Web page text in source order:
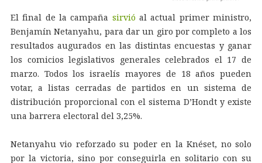
El final de la campaña sirvió al actual primer ministro,
Benjamín Netanyahu, para dar un giro por completo a los
resultados augurados en las distintas encuestas y ganar
los comicios legislativos generales celebrados el 17 de
marzo. Todos los israelís mayores de 18 años pueden
votar, a listas cerradas de partidos en un sistema de
distribución proporcional con el sistema D’Hondt y existe
una barrera electoral del 3,25%.
Netanyahu vio reforzado su poder en la Knéset, no solo
por la victoria, sino por conseguirla en solitario con su